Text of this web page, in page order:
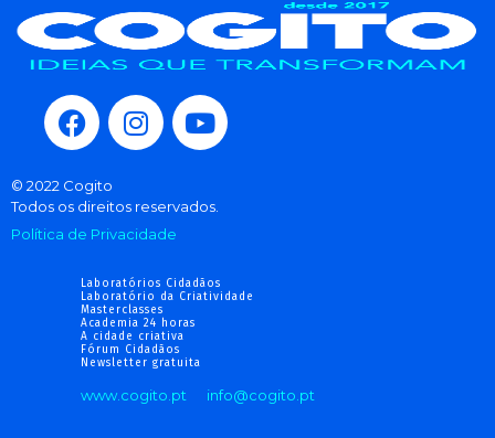
© 2022 Cogito
Todos os direitos reservados.
Política de Privacidade
Laboratórios Cidadãos
Laboratório da Criatividade
Masterclasses
Academia 24 horas
A cidade criativa
Fórum Cidadãos
Newsletter gratuita
www.cogito.pt info@cogito.pt